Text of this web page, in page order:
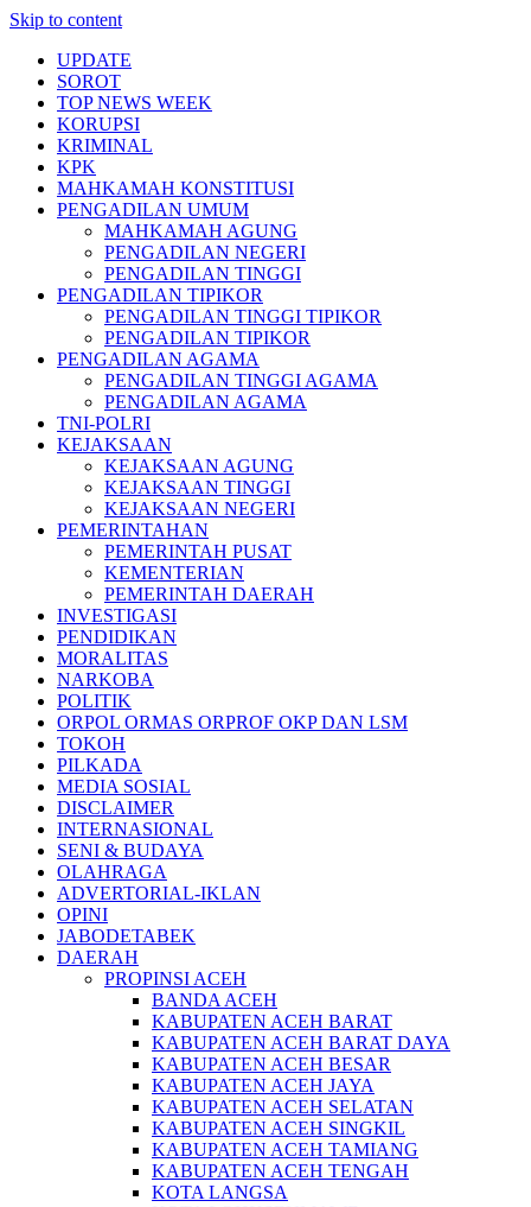
Skip to content
UPDATE
SOROT
TOP NEWS WEEK
KORUPSI
KRIMINAL
KPK
MAHKAMAH KONSTITUSI
PENGADILAN UMUM
MAHKAMAH AGUNG
PENGADILAN NEGERI
PENGADILAN TINGGI
PENGADILAN TIPIKOR
PENGADILAN TINGGI TIPIKOR
PENGADILAN TIPIKOR
PENGADILAN AGAMA
PENGADILAN TINGGI AGAMA
PENGADILAN AGAMA
TNI-POLRI
KEJAKSAAN
KEJAKSAAN AGUNG
KEJAKSAAN TINGGI
KEJAKSAAN NEGERI
PEMERINTAHAN
PEMERINTAH PUSAT
KEMENTERIAN
PEMERINTAH DAERAH
INVESTIGASI
PENDIDIKAN
MORALITAS
NARKOBA
POLITIK
ORPOL ORMAS ORPROF OKP DAN LSM
TOKOH
PILKADA
MEDIA SOSIAL
DISCLAIMER
INTERNASIONAL
SENI & BUDAYA
OLAHRAGA
ADVERTORIAL-IKLAN
OPINI
JABODETABEK
DAERAH
PROPINSI ACEH
BANDA ACEH
KABUPATEN ACEH BARAT
KABUPATEN ACEH BARAT DAYA
KABUPATEN ACEH BESAR
KABUPATEN ACEH JAYA
KABUPATEN ACEH SELATAN
KABUPATEN ACEH SINGKIL
KABUPATEN ACEH TAMIANG
KABUPATEN ACEH TENGAH
KOTA LANGSA